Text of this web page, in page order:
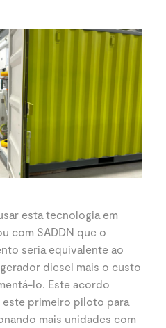
esta tecnologia em
com SADDN que o
seria equivalente ao
diesel mais o custo
lo. Este acordo
primeiro piloto para
mais unidades com